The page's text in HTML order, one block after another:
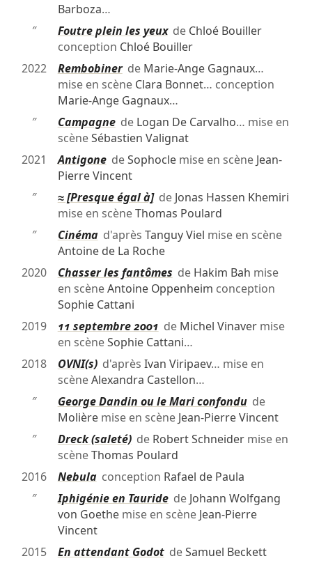
Barboza…
″
Foutre plein les yeuxde Chloé Bouiller
conception Chloé Bouiller
2022
Rembobinerde Marie-Ange Gagnaux…
mise en scène Clara Bonnet… conception
Marie-Ange Gagnaux…
″
Campagnede Logan De Carvalho… mise en
scèneSébastien Valignat
2021
AntigonedeSophoclemise en scène Jean-
Pierre Vincent
″
≈ [Presque égal à]de Jonas Hassen Khemiri
mise en scèneThomas Poulard
″
Cinémad'après Tanguy Viel mise en scène
Antoine de La Roche
2020
Chasser les fantômes de Hakim Bah mise
en scèneAntoine Oppenheim conception
Sophie Cattani
2019
11 septembre 2001 de Michel Vinavermise
en scèneSophie Cattani…
2018
OVNI(s)d'après Ivan Viripaev… mise en
scèneAlexandra Castellon…
″
George Dandin ou le Mari confondude
Molièremise en scène Jean-Pierre Vincent
″
Dreck (saleté)de Robert Schneidermise en
scèneThomas Poulard
2016
Nebulaconception Rafael de Paula
″
Iphigénie en Tauridede Johann Wolfgang
von Goethemise en scène Jean-Pierre
Vincent
2015
En attendant GodotdeSamuel Beckett